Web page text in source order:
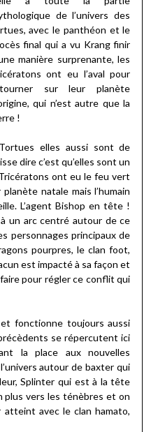
de l’univers des
avec le panthéon et le
final qui a vu Krang finir
manière surprenante, les
ont eu l’aval pour
sur leur planète
qui n’est autre que la
!
elles aussi sont de
dire c’est qu’elles sont un
ont eu le feu vert
natale mais l’humain
L’agent Bishop en tête !
un arc centré autour de ce
personnages principaux de
pourpres, le clan foot,
est impacté à sa façon et
pour régler ce conflit qui
fonctionne toujours aussi
se répercutent ici
la place aux nouvelles
autour de baxter qui
Splinter qui est à la tête
plus vers les ténèbres et on
avec le clan hamato,